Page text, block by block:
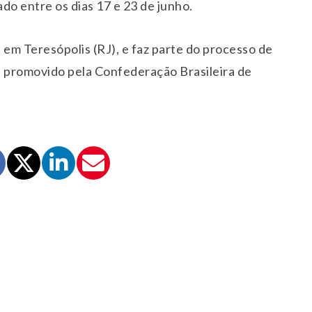
entre os dias 17 e 23 de junho.
Teresópolis (RJ), e faz parte do processo de
pela Confederação Brasileira de